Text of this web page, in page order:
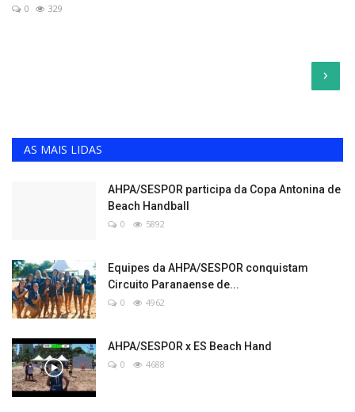
0 329
›
AS MAIS LIDAS
AHPA/SESPOR participa da Copa Antonina de
Beach Handball
0 5892
Equipes da AHPA/SESPOR conquistam
Circuito Paranaense de...
0 4962
AHPA/SESPOR x ES Beach Hand
0 4688